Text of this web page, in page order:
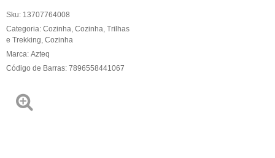
Sku: 13707764008
Categoria: Cozinha Cozinha Trilhas
e Trekking Cozinha
Marca: Azteq
Código de Barras: 7896558441067